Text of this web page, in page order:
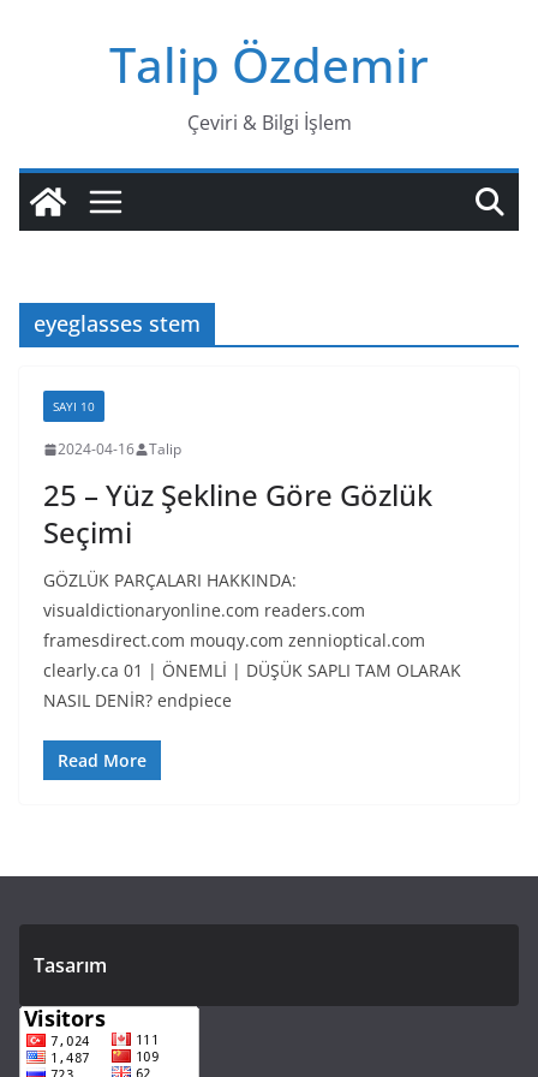
Talip Özdemir
Çeviri & Bilgi İşlem
eyeglasses stem
SAYI 10
2024-04-16 Talip
25 – Yüz Şekline Göre Gözlük
Seçimi
GÖZLÜK PARÇALARI HAKKINDA:
visualdictionaryonline.com readers.com
framesdirect.com mouqy.com zennioptical.com
clearly.ca 01 | ÖNEMLİ | DÜŞÜK SAPLI TAM OLARAK
NASIL DENİR? endpiece
Read More
Tasarım